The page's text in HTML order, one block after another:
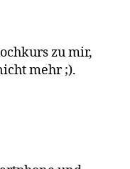
zu mir,
mehr ;).